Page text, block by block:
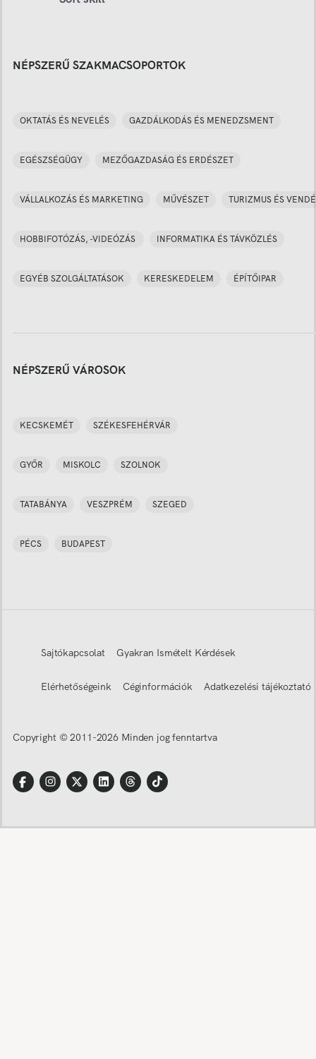
NÉPSZERŰ SZAKMACSOPORTOK
OKTATÁS ÉS NEVELÉS GAZDÁLKODÁS ÉS MENEDZSMENT
EGÉSZSÉGÜGY MEZŐGAZDASÁG ÉS ERDÉSZET
VÁLLALKOZÁS ÉS MARKETING MŰVÉSZET TURIZMUS ÉS
HOBBIFOTÓZÁS, -VIDEÓZÁS INFORMATIKA ÉS TÁVKÖZLÉS
EGYÉB SZOLGÁLTATÁSOK KERESKEDELEM ÉPÍTŐIPAR
NÉPSZERŰ VÁROSOK
KECSKEMÉT SZÉKESFEHÉRVÁR
GYŐR MISKOLC SZOLNOK
TATABÁNYA VESZPRÉM SZEGED
PÉCS BUDAPEST
Sajtókapcsolat Gyakran Ismételt Kérdések
Elérhetőségeink Céginformációk Adatkezelési tájékoztató
Copyright © 2011-2026 Minden jog fenntartva